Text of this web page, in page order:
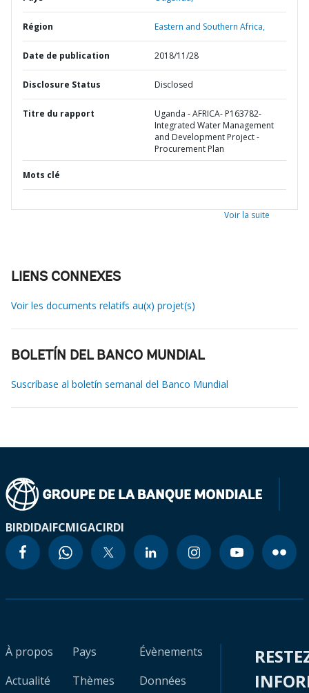
Région Eastern and Southern Africa,
Date de publication 2018/11/28
Disclosure Status Disclosed
Titre du rapport
Uganda - AFRICA- P163782-
Integrated Water Management
and Development Project -
Procurement Plan
Mots clé
Voir la suite
LIENS CONNEXES
Voir les documents relatifs au(x) projet(s)
BOLETÍN DEL BANCO MUNDIAL
Suscríbase al boletín semanal del Banco Mundial
BIRDIDAIFCMIGACIRDI
À propos
Actualité
Pays
Thèmes
Évènements
Données